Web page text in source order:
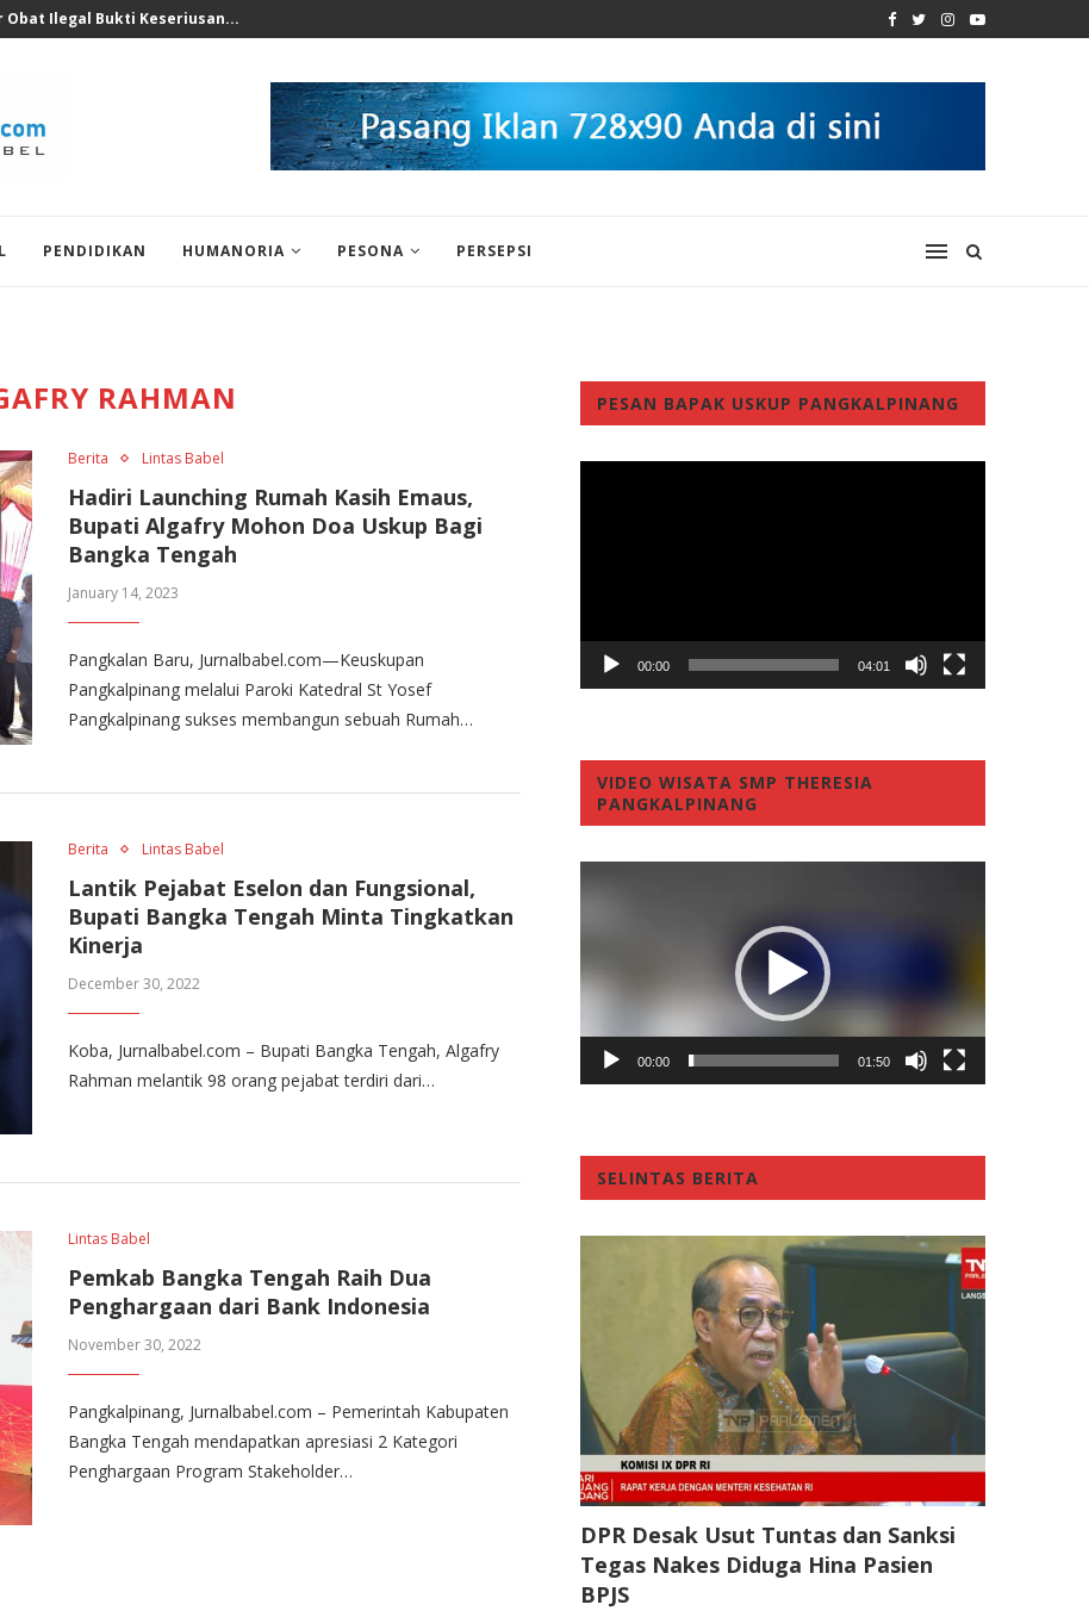
2026 Bukan Untuk...
PENDIDIKAN HUMANORIA PESONA PERSEPSI
RAHMAN
Berita Lintas Babel
Hadiri Launching Rumah Kasih Emaus,
Bupati Algafry Mohon Doa Uskup Bagi
Bangka Tengah
January 14, 2023
Pangkalan Baru, Jurnalbabel.com—Keuskupan
Pangkalpinang melalui Paroki Katedral St Yosef
Pangkalpinang sukses membangun sebuah Rumah…
Berita Lintas Babel
Lantik Pejabat Eselon dan Fungsional,
Bupati Bangka Tengah Minta Tingkatkan
Kinerja
December 30, 2022
Koba, Jurnalbabel.com – Bupati Bangka Tengah, Algafry
Rahman melantik 98 orang pejabat terdiri dari…
Lintas Babel
Pemkab Bangka Tengah Raih Dua
Penghargaan dari Bank Indonesia
November 30, 2022
Pangkalpinang, Jurnalbabel.com – Pemerintah Kabupaten
Bangka Tengah mendapatkan apresiasi 2 Kategori
Penghargaan Program Stakeholder…
PESAN BAPAK USKUP PANGKALPINANG
00:00 04:01
VIDEO WISATA SMP THERESIA
PANGKALPINANG
00:00 01:50
SELINTAS BERITA
DPR Desak Usut Tuntas dan Sanksi
Tegas Nakes Diduga Hina Pasien
BPJS